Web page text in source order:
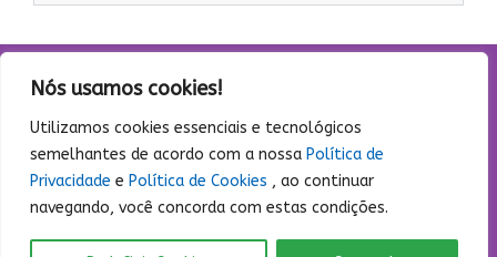
Nós usamos cookies!
Utilizamos cookies essenciais e tecnológicos
semelhantes de acordo com a nossa Política de
Privacidade e Política de Cookies , ao continuar
navegando, você concorda com estas condições.